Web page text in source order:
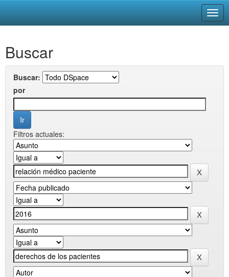
navigation
Buscar
Buscar:
por
Filtros actuales: